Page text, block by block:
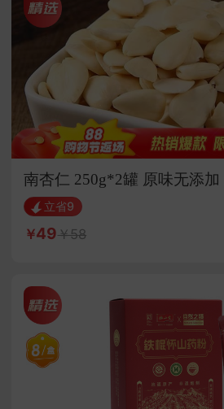
南杏仁 250g*2罐 原味无添
用 立省9
49 58